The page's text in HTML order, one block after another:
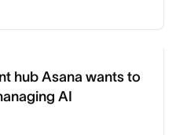
hub Asana wants to
AI